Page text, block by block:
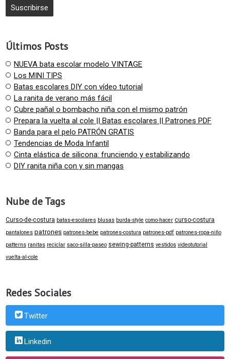
Últimos Posts
NUEVA bata escolar modelo VINTAGE
Los MINI TIPS
Batas escolares DIY con vídeo tutorial
La ranita de verano más fácil
Cubre pañal o bombacho niña con el mismo patrón
Prepara la vuelta al cole || Batas escolares || Patrones PDF
Banda para el pelo PATRÓN GRATIS
Tendencias de Moda Infantil
Cinta elástica de silicona: frunciendo y estabilizando
DIY ranita niña con y sin mangas
Nube de Tags
Curso-de-costura batas-escolares blusas burda-style como-hacer curso-costura
pantalones patrones patrones-bebe patrones-costura patrones-pdf patrones-ropa-niño
patterns ranitas reciclar saco-silla-paseo sewing-patterns vestidos videotutorial
vuelta-al-cole
Redes Sociales
Twitter
Linkedin